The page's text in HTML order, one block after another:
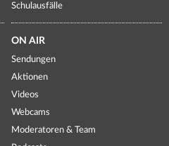
Schulausfälle
ON AIR
Sendungen
Aktionen
Videos
Webcams
Moderatoren & Team